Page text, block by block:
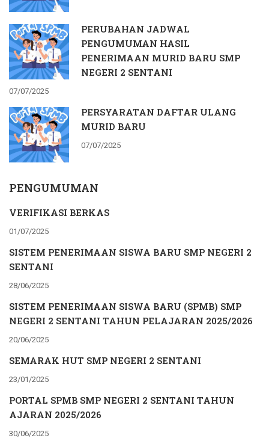
PERUBAHAN JADWAL
PENGUMUMAN HASIL
PENERIMAAN MURID BARU SMP
NEGERI 2 SENTANI
07/07/2025
PERSYARATAN DAFTAR ULANG
MURID BARU
07/07/2025
PENGUMUMAN
VERIFIKASI BERKAS
01/07/2025
SISTEM PENERIMAAN SISWA BARU SMP NEGERI 2
SENTANI
28/06/2025
SISTEM PENERIMAAN SISWA BARU (SPMB) SMP
NEGERI 2 SENTANI TAHUN PELAJARAN 2025/2026
20/06/2025
SEMARAK HUT SMP NEGERI 2 SENTANI
23/01/2025
PORTAL SPMB SMP NEGERI 2 SENTANI TAHUN
AJARAN 2025/2026
30/06/2025